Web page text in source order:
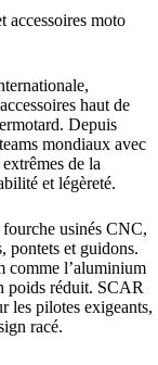
accessoires moto
haut de
Depuis
mondiaux avec
de la
et légèreté.
fourche usinés CNC,
pontets et guidons.
comme l’aluminium
poids réduit. SCAR
les pilotes exigeants,
racé.